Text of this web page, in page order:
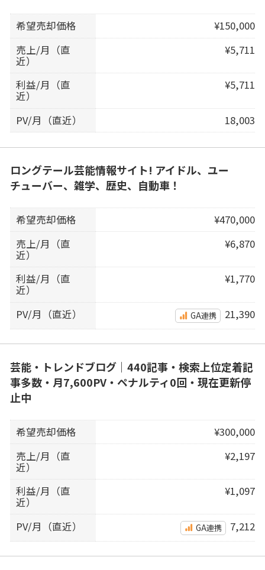
希望売却価格
¥150,000
売上/月（直
近）
¥5,711
利益/月（直
近）
¥5,711
PV/月（直近） 18,003
ロングテール芸能情報サイト! アイドル、ユー
チューバー、雑学、歴史、自動車！
希望売却価格
¥470,000
売上/月（直
近）
¥6,870
利益/月（直
近）
¥1,770
PV/月（直近） GA連携 21,390
芸能・トレンドブログ｜440記事・検索上位定着記
事多数・月7,600PV・ペナルティ0回・現在更新停
止中
希望売却価格
¥300,000
売上/月（直
近）
¥2,197
利益/月（直
近）
¥1,097
PV/月（直近） GA連携 7,212